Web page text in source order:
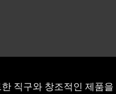
직구와 창조적인 제품을